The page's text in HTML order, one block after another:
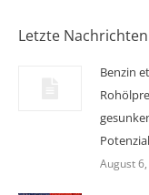
Letzte Nachrichten
Benzin
August